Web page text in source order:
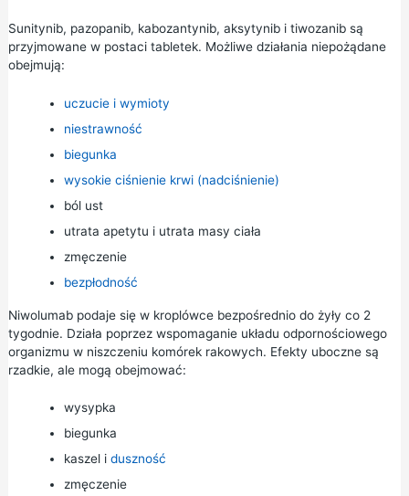
Sunitynib, pazopanib, kabozantynib, aksytynib i tiwozanib są
przyjmowane w postaci tabletek. Możliwe działania niepożądane
obejmują:
uczucie i wymioty
niestrawność
biegunka
wysokie ciśnienie krwi (nadciśnienie)
ból ust
utrata apetytu i utrata masy ciała
zmęczenie
bezpłodność
Niwolumab podaje się w kroplówce bezpośrednio do żyły co 2
tygodnie. Działa poprzez wspomaganie układu odpornościowego
organizmu w niszczeniu komórek rakowych. Efekty uboczne są
rzadkie, ale mogą obejmować:
wysypka
biegunka
kaszel i duszność
zmęczenie